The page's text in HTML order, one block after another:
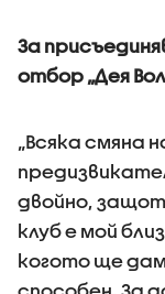
За
отбор „Дея
„Всяка смяна
двойно,
клуб е мой
когото ще